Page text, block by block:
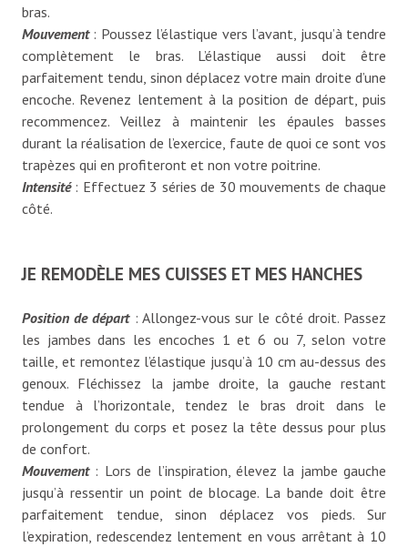
bras.
Mouvement: Poussez l’élastique vers l’avant, jusqu’à tendre
complètement le bras. L’élastique aussi doit être
parfaitement tendu, sinon déplacez votre main droite d’une
encoche. Revenez lentement à la position de départ, puis
recommencez. Veillez à maintenir les épaules basses
durant la réalisation de l’exercice, faute de quoi ce sont vos
trapèzes qui en profiteront et non votre poitrine.
Intensité : Effectuez 3 séries de 30 mouvements de chaque
côté.
JE REMODÈLE MES CUISSES ET MES HANCHES
Position de départ: Allongez-vous sur le côté droit. Passez
les jambes dans les encoches 1 et 6 ou 7, selon votre
taille, et remontez l’élastique jusqu’à 10 cm au-dessus des
genoux. Fléchissez la jambe droite, la gauche restant
tendue à l’horizontale, tendez le bras droit dans le
prolongement du corps et posez la tête dessus pour plus
de confort.
Mouvement: Lors de l’inspiration, élevez la jambe gauche
jusqu’à ressentir un point de blocage. La bande doit être
parfaitement tendue, sinon déplacez vos pieds. Sur
l’expiration, redescendez lentement en vous arrêtant à 10